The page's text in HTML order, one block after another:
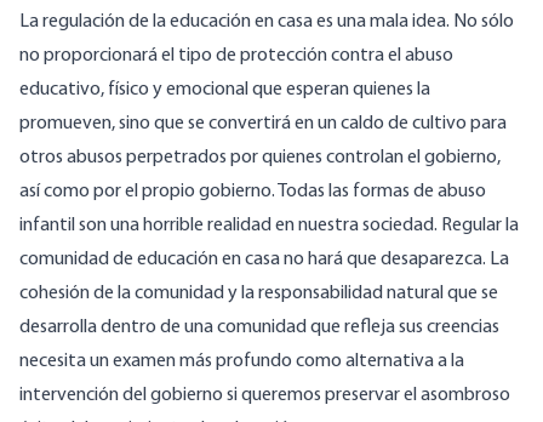
La regulación de la educación en casa es una mala idea. No sólo
no proporcionará el tipo de protección contra el abuso
educativo, físico y emocional que esperan quienes la
promueven, sino que se convertirá en un caldo de cultivo para
otros abusos perpetrados por quienes controlan el gobierno,
así como por el propio gobierno. Todas las formas de abuso
infantil son una horrible realidad en nuestra sociedad. Regular la
comunidad de educación en casa no hará que desaparezca. La
cohesión de la comunidad y la responsabilidad natural que se
desarrolla dentro de una comunidad que refleja sus creencias
necesita un examen más profundo como alternativa a la
intervención del gobierno si queremos preservar el asombroso